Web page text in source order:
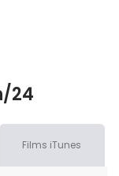
24
Films iTunes